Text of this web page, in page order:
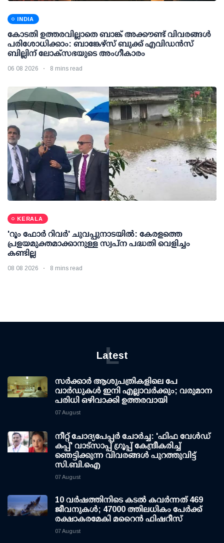
INDIA
കോടതി ഉത്തരവില്ലാതെ ബാങ്ക് അക്കൗണ്ട് വിവരങ്ങള്‍
പരിശോധിക്കാം: ബാങ്കേഴ്സ് ബുക്ക് എവിഡന്‍സ്
ബില്ലിന് ലോക്സഭയുടെ അംഗീകാരം
06 08 2026 8 mins read
KERALA
'റൂം ഫോര്‍ റിവര്‍' ചുവപ്പുനാടയില്‍: കേരളത്തെ
പ്രളയമുക്തമാക്കാനുള്ള സ്വപ്ന പദ്ധതി വെളിച്ചം
കണ്ടില്ല
08 08 2026 8 mins read
Latest
L
സര്‍ക്കാര്‍ ആശുപത്രികളിലെ പേ
വാര്‍ഡുകള്‍ ഇനി എല്ലാവര്‍ക്കും; വരുമാന
പരിധി ഒഴിവാക്കി ഉത്തരവായി
07 August
നീറ്റ് ചോദ്യപേപ്പര്‍ ചോര്‍ച്ച: 'ഫിഫ വേള്‍ഡ്
കപ്പ്' വാട്സാപ്പ് ഗ്രൂപ്പ് കേന്ദ്രീകരിച്ച്
ഞെട്ടിക്കുന്ന വിവരങ്ങള്‍ പുറത്തുവിട്ട്
സി.ബി.ഐ
07 August
10 വര്‍ഷത്തിനിടെ കടല്‍ കവര്‍ന്നത് 469
ജീവനുകള്‍; 47000 ത്തിലധികം പേര്‍ക്ക്
രക്ഷാകരമേകി മറൈന്‍ ഫിഷറീസ്
07 August